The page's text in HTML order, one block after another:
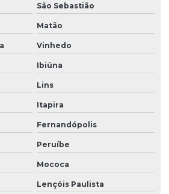
terceirizada
hidrojateamento
São Sebastião
Matão
Vinhedo
Ibiúna
Lins
Itapira
Fernandópolis
Peruíbe
Mococa
Lençóis Paulista